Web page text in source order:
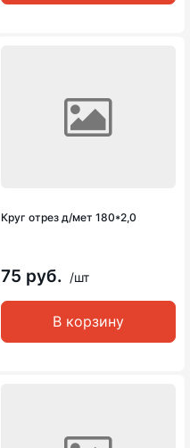
Круг отрез д/мет 180*2,0
75 руб. /шт
В корзину